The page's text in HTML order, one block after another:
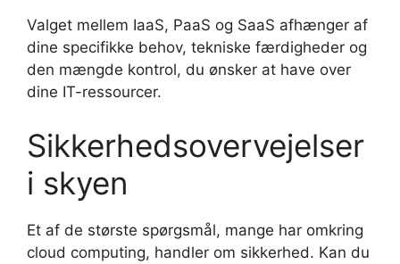
Valget mellem IaaS, PaaS og SaaS afhænger af
dine specifikke behov, tekniske færdigheder og
den mængde kontrol, du ønsker at have over
dine IT-ressourcer.
Sikkerhedsovervejelser
i skyen
Et af de største spørgsmål, mange har omkring
cloud computing, handler om sikkerhed. Kan du